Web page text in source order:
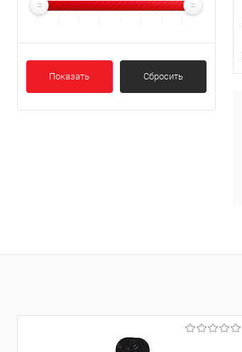
Показать Сбросить